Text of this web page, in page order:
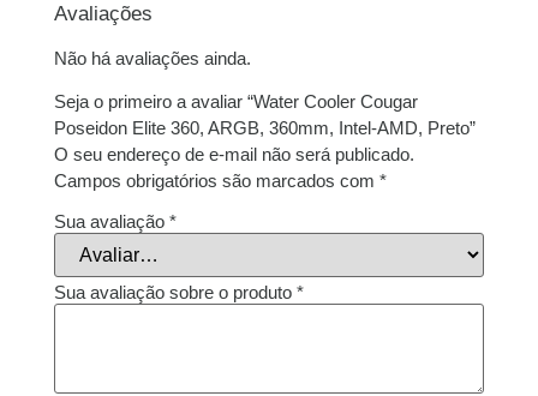
Avaliações
Não há avaliações ainda.
Seja o primeiro a avaliar “Water Cooler Cougar
Poseidon Elite 360, ARGB, 360mm, Intel-AMD, Preto”
O seu endereço de e-mail não será publicado.
Campos obrigatórios são marcados com *
Sua avaliação *
Sua avaliação sobre o produto *